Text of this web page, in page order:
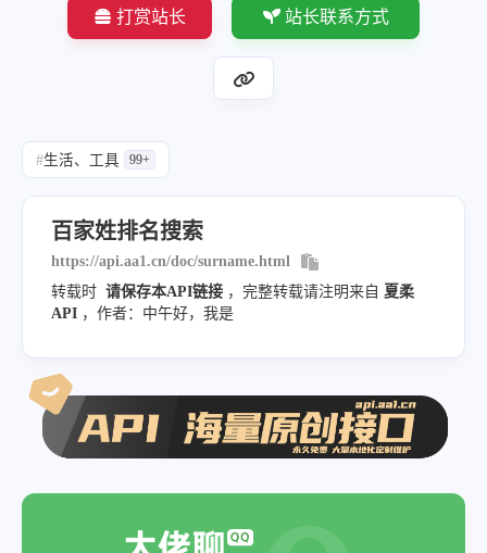
打赏站长 站长联系方式
#生活、工具 99+
百家姓排名搜索
https://api.aa1.cn/doc/surname.html
转载时 请保存本API链接 ，完整转载请注明来自 夏柔
API ，作者：中午好，我是